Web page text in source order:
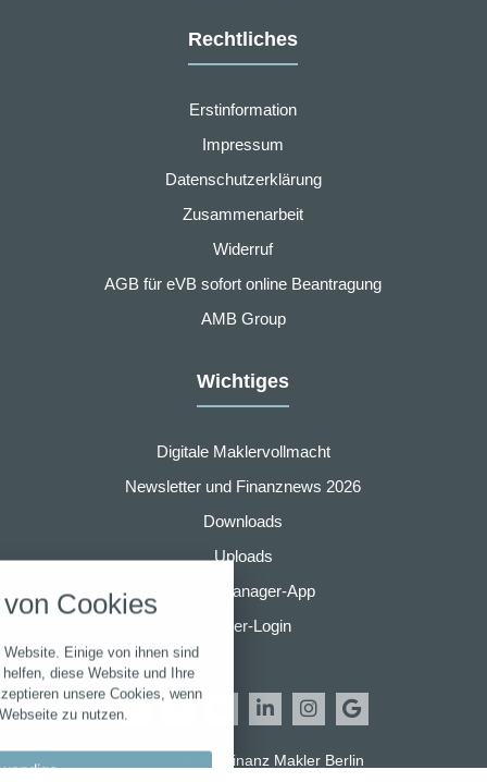
Rechtliches
Erstinformation
Impressum
Datenschutzerklärung
Zusammenarbeit
Widerruf
AGB für eVB sofort online Beantragung
AMB Group
Wichtiges
Digitale Maklervollmacht
Newsletter und Finanznews 2026
Downloads
Uploads
Finanzmanager-App
Partner-Login
© 2026 AMB Allfinanz Makler Berlin
Cookies
Einige von ihnen sind
diese Website und Ihre
unsere Cookies, wenn
zu nutzen.
folgende Kategorien zu
Notwendig
Performance